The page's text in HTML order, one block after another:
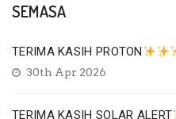
SEMASA
TERIMA KASIH PROTON
30th Apr 2026
TERIMA KASIH SOLAR ALERT